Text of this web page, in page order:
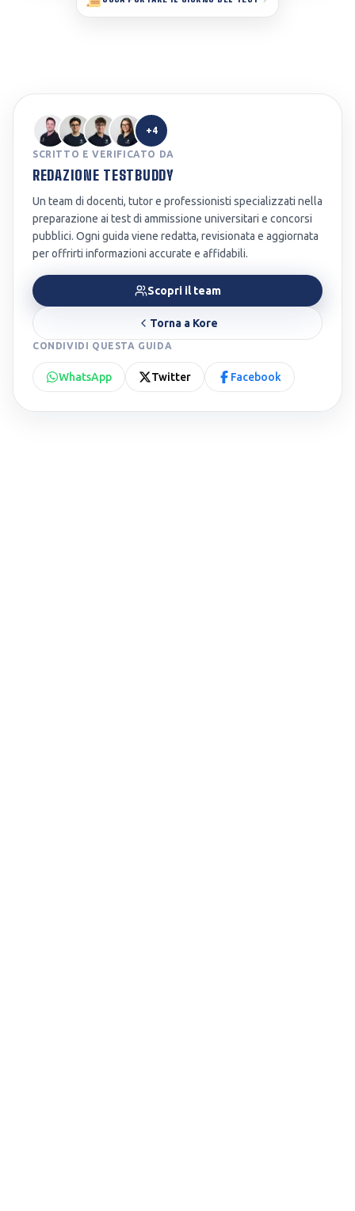
+4
SCRITTO E VERIFICATO DA
REDAZIONE TESTBUDDY
Un team di docenti, tutor e professionisti specializzati nella
preparazione ai test di ammissione universitari e concorsi
pubblici. Ogni guida viene redatta, revisionata e aggiornata
per offrirti informazioni accurate e affidabili.
Scopri il team
Torna a Kore
CONDIVIDI QUESTA GUIDA
WhatsApp Twitter Facebook